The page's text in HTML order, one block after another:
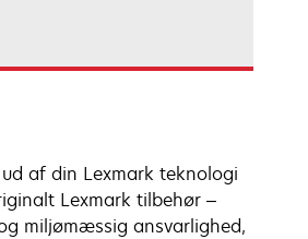
af din Lexmark teknologi
Lexmark tilbehør –
miljømæssig ansvarlighed,